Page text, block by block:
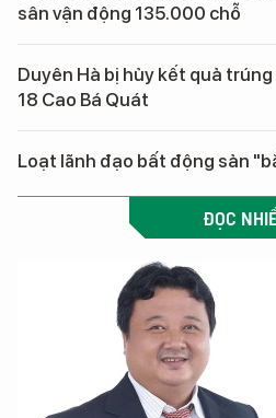
sân vận động 135.000 chỗ
Duyên Hà bị hủy kết quả
18 Cao Bá Quát
Loạt lãnh đạo bất động sản
ĐỌC